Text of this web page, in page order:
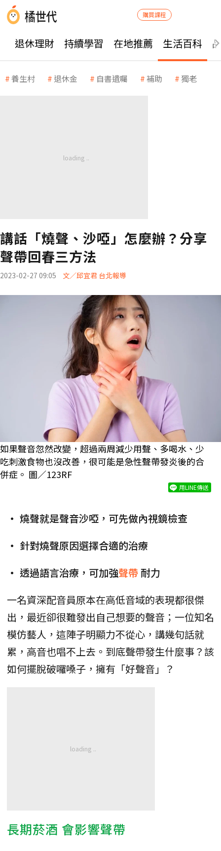
購買課程
退休理財 持續學習 在地推薦 生活百科
養生村 退休金 自書遺囑 補助 獨老
講話「燒聲、沙啞」怎麼辦？分享
聲帶回春三方法
2023-02-27 09:05 文／邱宜君 台北報導
如果聲音忽然改變，超過兩周減少用聲、多喝水、少
吃刺激食物也沒改善，很可能是急性聲帶發炎後的合
併症。 圖／123RF
用LINE傳送
• 燒聲就是聲音沙啞，可先做內視鏡檢查
• 針對燒聲原因選擇合適的治療
• 透過語言治療，可加強聲帶 耐力
一名資深配音員原本在高低音域的表現都很傑
出，最近卻很難發出自己想要的聲音；一位知名
模仿藝人，這陣子明顯力不從心，講幾句話就
累，高音也唱不上去。到底聲帶發生什麼事？該
如何擺脫破囉嗓子，擁有「好聲音」？
長期菸酒 會影響聲帶